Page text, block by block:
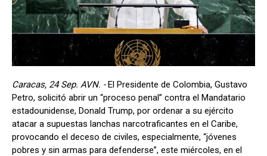
Caracas, 24 Sep. AVN. -El Presidente de Colombia, Gustavo
Petro, solicitó abrir un “proceso penal” contra el Mandatario
estadounidense, Donald Trump, por ordenar a su ejército
atacar a supuestas lanchas narcotraficantes en el Caribe,
provocando el deceso de civiles, especialmente, “jóvenes
pobres y sin armas para defenderse”, este miércoles, en el